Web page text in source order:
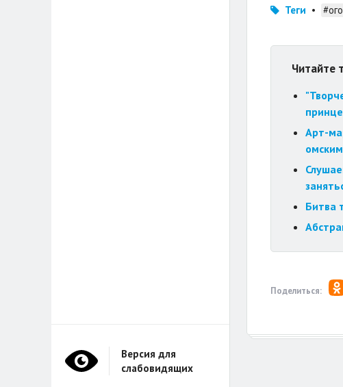
Теги •
Читайте
Арт-
Битва
Поделиться:
Версия для
слабовидящих